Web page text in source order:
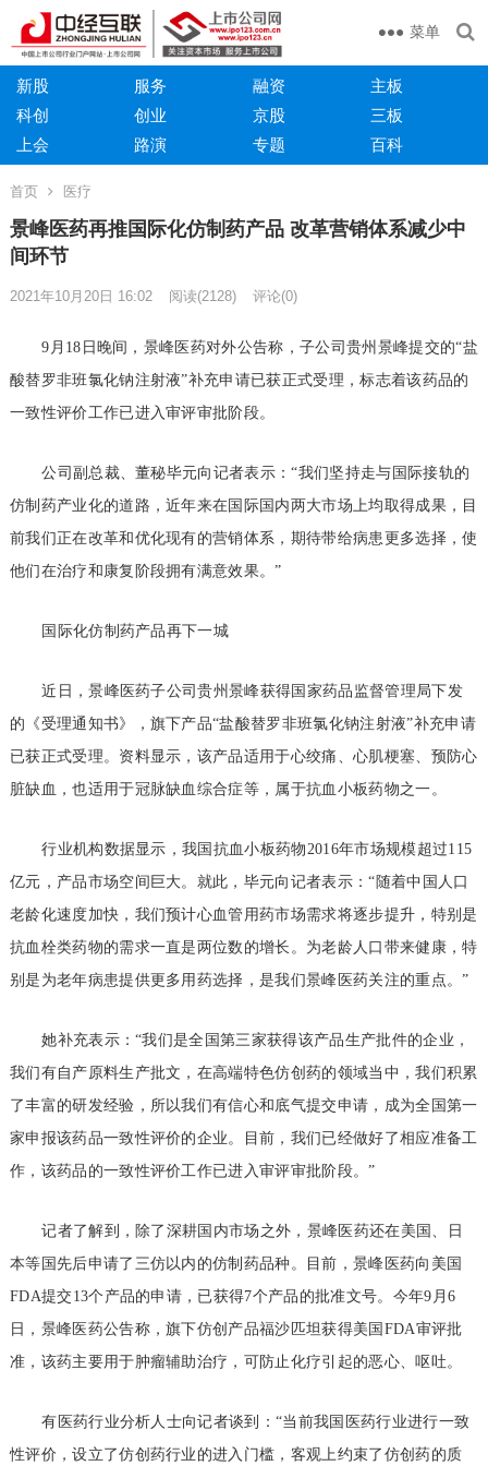
菜单
新股 服务 融资
主板
科创
创业 京股
三板
上会
路演 专题 百科
首页 医疗
景峰医药再推国际化仿制药产品 改革营销体系减少中
间环节
2021年10月20日 16:02 阅读(2128) 评论(0)
9月18日晚间，景峰医药对外公告称，子公司贵州景峰提交的“盐
酸替罗非班氯化钠注射液”补充申请已获正式受理，标志着该药品的
一致性评价工作已进入审评审批阶段。
公司副总裁、董秘毕元向记者表示：“我们坚持走与国际接轨的
仿制药产业化的道路，近年来在国际国内两大市场上均取得成果，目
前我们正在改革和优化现有的营销体系，期待带给病患更多选择，使
他们在治疗和康复阶段拥有满意效果。”
国际化仿制药产品再下一城
近日，景峰医药子公司贵州景峰获得国家药品监督管理局下发
的《受理通知书》，旗下产品“盐酸替罗非班氯化钠注射液”补充申请
已获正式受理。资料显示，该产品适用于心绞痛、心肌梗塞、预防心
脏缺血，也适用于冠脉缺血综合症等，属于抗血小板药物之一。
行业机构数据显示，我国抗血小板药物2016年市场规模超过115
亿元，产品市场空间巨大。就此，毕元向记者表示：“随着中国人口
老龄化速度加快，我们预计心血管用药市场需求将逐步提升，特别是
抗血栓类药物的需求一直是两位数的增长。为老龄人口带来健康，特
别是为老年病患提供更多用药选择，是我们景峰医药关注的重点。”
她补充表示：“我们是全国第三家获得该产品生产批件的企业，
我们有自产原料生产批文，在高端特色仿创药的领域当中，我们积累
了丰富的研发经验，所以我们有信心和底气提交申请，成为全国第一
家申报该药品一致性评价的企业。目前，我们已经做好了相应准备工
作，该药品的一致性评价工作已进入审评审批阶段。”
记者了解到，除了深耕国内市场之外，景峰医药还在美国、日
本等国先后申请了三仿以内的仿制药品种。目前，景峰医药向美国
FDA提交13个产品的申请，已获得7个产品的批准文号。今年9月6
日，景峰医药公告称，旗下仿创产品福沙匹坦获得美国FDA审评批
准，该药主要用于肿瘤辅助治疗，可防止化疗引起的恶心、呕吐。
有医药行业分析人士向记者谈到：“当前我国医药行业进行一致
性评价，设立了仿创药行业的进入门槛，客观上约束了仿创药的质